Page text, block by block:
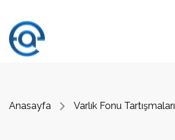
Anasayfa Varlık Fonu Tartışmaları